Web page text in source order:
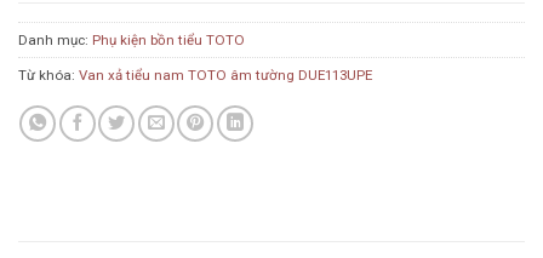
Danh mục: Phụ kiện bồn tiểu TOTO
Từ khóa: Van xả tiểu nam TOTO âm tường DUE113UPE